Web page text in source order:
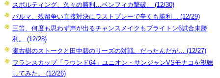
スポルティング、久々の勝利…ベンフィカ撃破。 (12/30)
パルマ、残留争い直接対決にラストプレーで辛くも勝利… (12/29)
三笘、何度も思わず声が出るチャンスメイクもブライトン6試合未勝
利。 (12/28)
瀬古樹のストークと田中碧のリーズの対戦、だったんだが… (12/27)
フランスカップ「ラウンド64」ユニオン・サンジャンVSモナコを視聴
してみた。 (12/26)